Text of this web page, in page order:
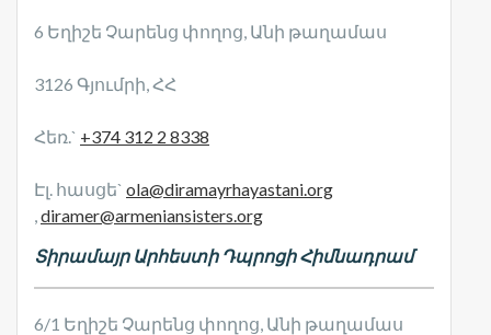
6 Եղիշե Չարենց փողոց, Անի թաղամաս
3126 Գյումրի, ՀՀ
Հեռ.` +374 312 2 8338
Էլ. հասցե` ola@diramayrhayastani.org
diramer@armeniansisters.org
Տիրամայր Արհեստի Դպրոցի Հիմնադրամ
6/1 Եղիշե Չարենց փողոց, Անի թաղամաս